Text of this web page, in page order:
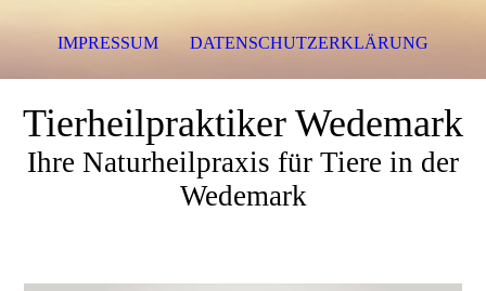
Tierheilpraktiker Wedemark
Ihre Naturheilpraxis für Tiere in der
Wedemark
IMPRESSUM DATENSCHUTZERKLÄRUNG